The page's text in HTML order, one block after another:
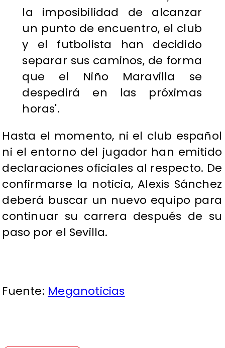
la imposibilidad de alcanzar
un punto de encuentro, el club
y el futbolista han decidido
separar sus caminos, de forma
que el Niño Maravilla se
despedirá en las próximas
horas'.
Hasta el momento, ni el club español
ni el entorno del jugador han emitido
declaraciones oficiales al respecto. De
confirmarse la noticia, Alexis Sánchez
deberá buscar un nuevo equipo para
continuar su carrera después de su
paso por el Sevilla.
Fuente: Meganoticias